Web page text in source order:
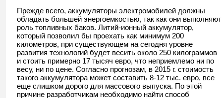
Прежде всего, аккумуляторы электромобилей должны
обладать большей энергоемкостью, так как они выполняют
роль топливных баков. Литий-ионный аккумулятор,
который позволил бы проехать как минимум 200
километров, при существующем на сегодня уровне
развития технологий будет весить около 250 килограммов
и стоить примерно 17 тысяч евро, что неприемлемо ни по
весу, ни по цене. Согласно прогнозам, в 2015 г. стоимость
такого аккумулятора может составить 8-12 тыс. евро, все
еще слишком дорого для массового выпуска. По этой
причине разработчикам необходимо найти способ